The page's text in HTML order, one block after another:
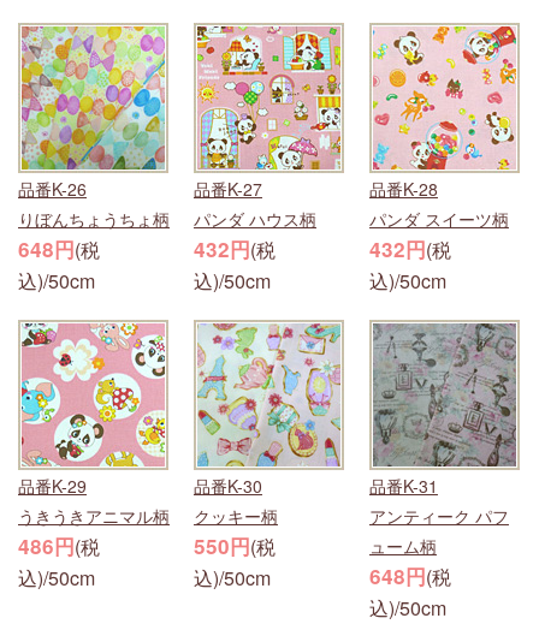
品番K-26
りぼんちょうちょ柄
648円(税
込)/50cm
品番K-27
パンダ ハウス柄
432円(税
込)/50cm
品番K-28
パンダ スイーツ柄
432円(税
込)/50cm
品番K-29
うきうきアニマル柄
486円(税
込)/50cm
品番K-30
クッキー柄
550円(税
込)/50cm
品番K-31
アンティーク パフ
ューム柄
648円(税
込)/50cm